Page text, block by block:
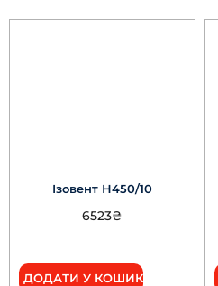
Ізовент Н450/10
6523₴
ДОДАТИ У КОШИК